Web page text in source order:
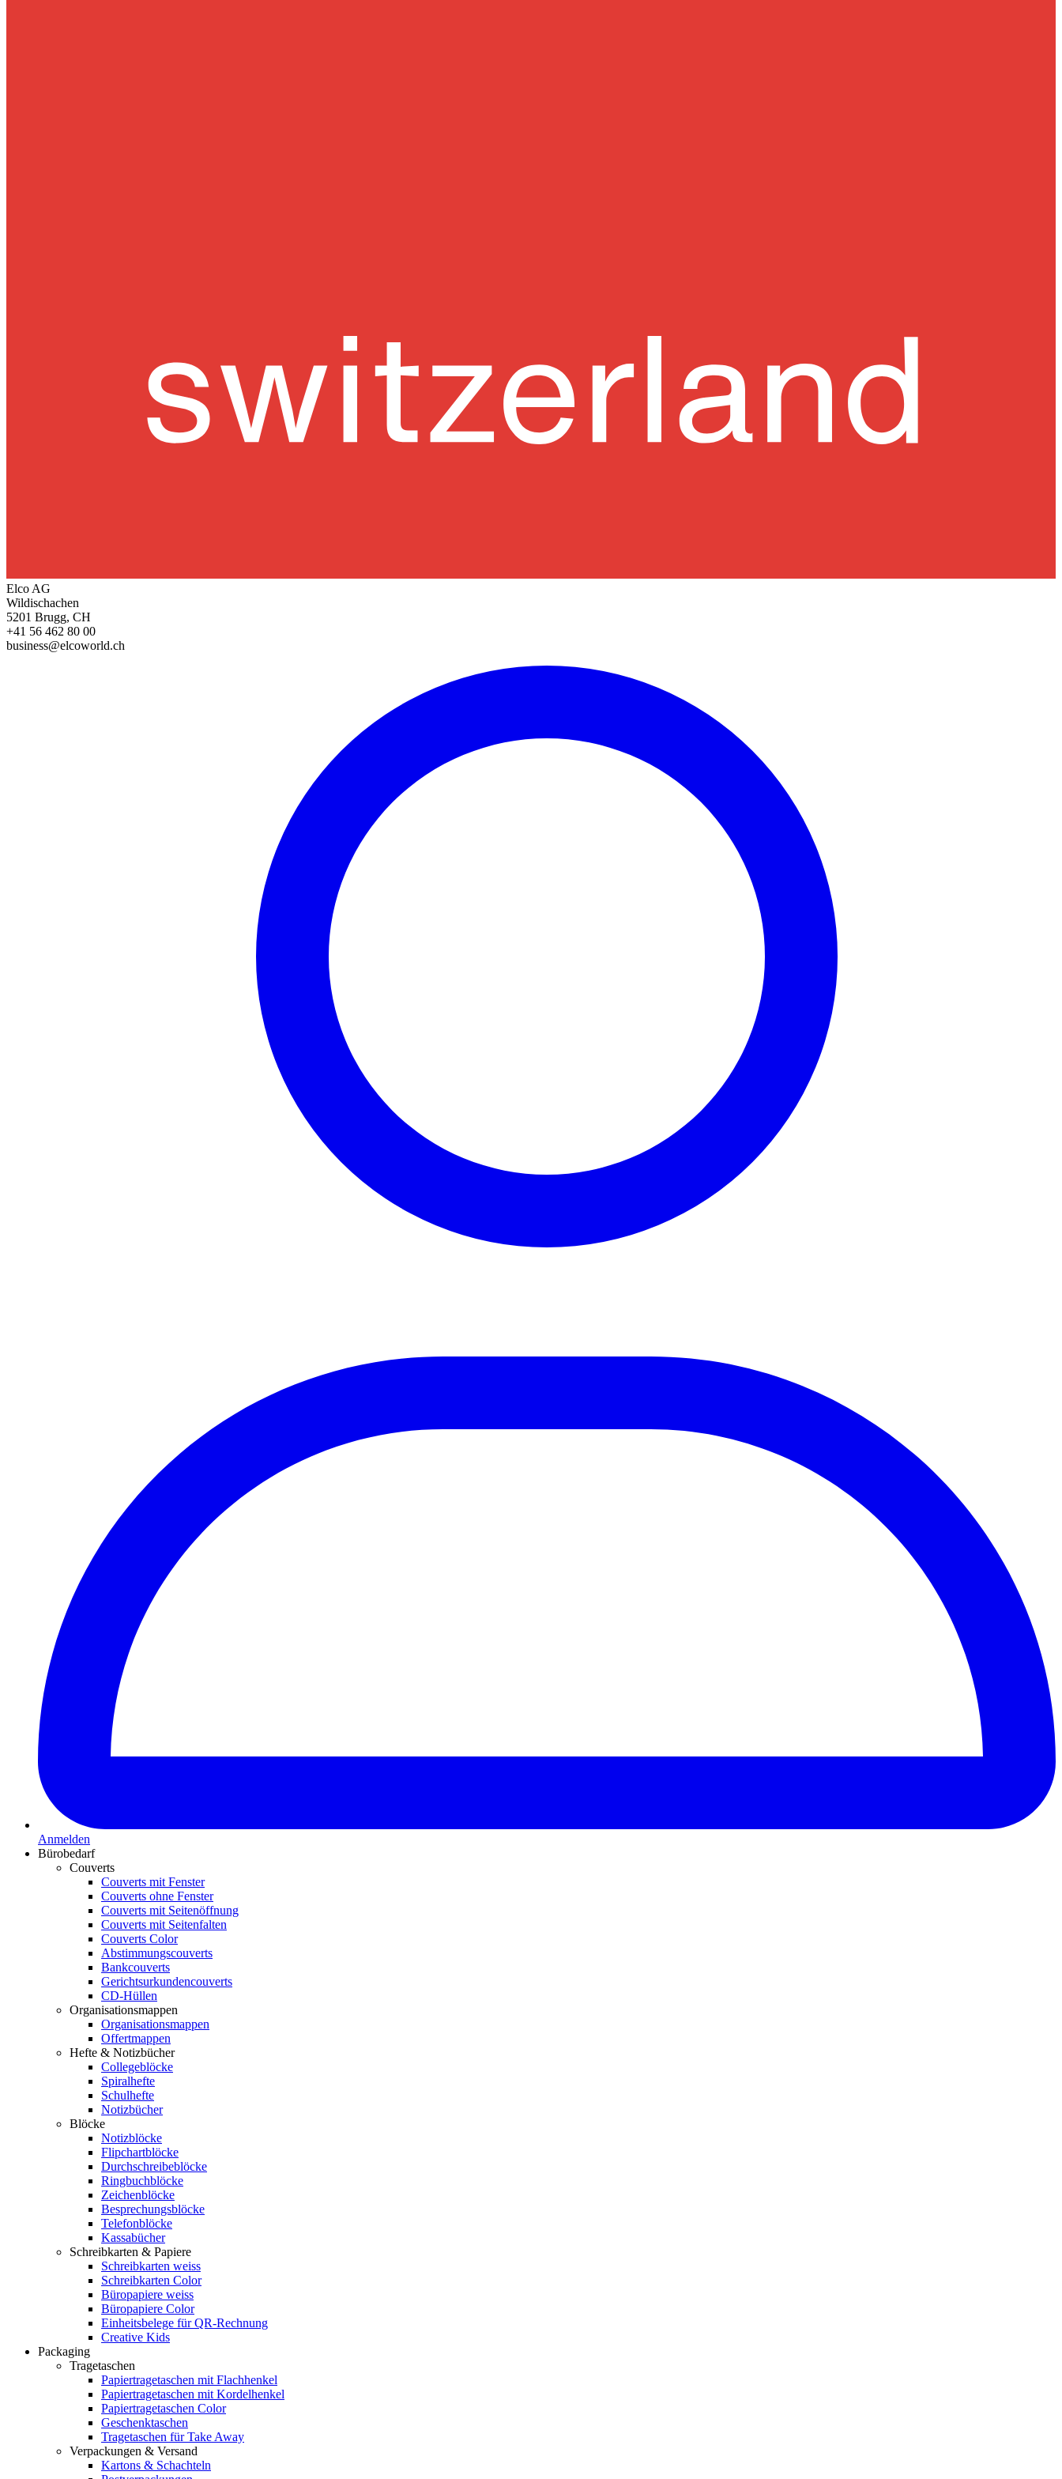
Elco AG
Wildischachen
5201 Brugg, CH
+41 56 462 80 00
business@elcoworld.ch
Anmelden
Bürobedarf
Couverts
Couverts mit Fenster
Couverts ohne Fenster
Couverts mit Seitenöffnung
Couverts mit Seitenfalten
Couverts Color
Abstimmungscouverts
Bankcouverts
Gerichtsurkundencouverts
CD-Hüllen
Organisationsmappen
Organisationsmappen
Offertmappen
Hefte & Notizbücher
Collegeblöcke
Spiralhefte
Schulhefte
Notizbücher
Blöcke
Notizblöcke
Flipchartblöcke
Durchschreibeblöcke
Ringbuchblöcke
Zeichenblöcke
Besprechungsblöcke
Telefonblöcke
Kassabücher
Schreibkarten & Papiere
Schreibkarten weiss
Schreibkarten Color
Büropapiere weiss
Büropapiere Color
Einheitsbelege für QR-Rechnung
Creative Kids
Packaging
Tragetaschen
Papiertragetaschen mit Flachhenkel
Papiertragetaschen mit Kordelhenkel
Papiertragetaschen Color
Geschenktaschen
Tragetaschen für Take Away
Verpackungen & Versand
Kartons & Schachteln